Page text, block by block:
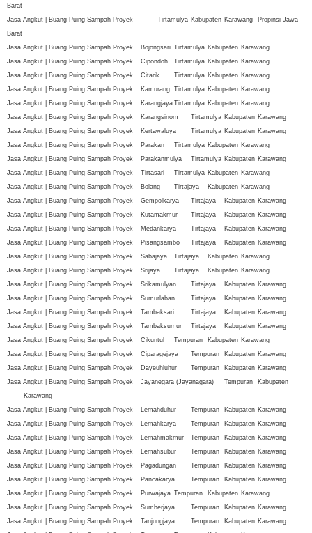
Barat
Jasa Angkut | Buang Puing Sampah Proyek
Tirtamulya Kabupaten Karawang
Propinsi Jawa
Barat
Jasa Angkut | Buang Puing Sampah Proyek
Bojongsari Tirtamulya Kabupaten Karawang
Jasa Angkut | Buang Puing Sampah Proyek
Cipondoh Tirtamulya Kabupaten Karawang
Jasa Angkut | Buang Puing Sampah Proyek
Citarik Tirtamulya Kabupaten Karawang
Jasa Angkut | Buang Puing Sampah Proyek
Kamurang Tirtamulya Kabupaten Karawang
Jasa Angkut | Buang Puing Sampah Proyek
Karangjaya Tirtamulya Kabupaten Karawang
Jasa Angkut | Buang Puing Sampah Proyek
Karangsinom Tirtamulya Kabupaten Karawang
Jasa Angkut | Buang Puing Sampah Proyek
Kertawaluya Tirtamulya Kabupaten Karawang
Jasa Angkut | Buang Puing Sampah Proyek
Parakan Tirtamulya Kabupaten Karawang
Jasa Angkut | Buang Puing Sampah Proyek
Parakanmulya Tirtamulya Kabupaten Karawang
Jasa Angkut | Buang Puing Sampah Proyek
Tirtasari Tirtamulya Kabupaten Karawang
Jasa Angkut | Buang Puing Sampah Proyek
Bolang Tirtajaya Kabupaten Karawang
Jasa Angkut | Buang Puing Sampah Proyek
Gempolkarya Tirtajaya Kabupaten Karawang
Jasa Angkut | Buang Puing Sampah Proyek
Kutamakmur Tirtajaya Kabupaten Karawang
Jasa Angkut | Buang Puing Sampah Proyek
Medankarya Tirtajaya Kabupaten Karawang
Jasa Angkut | Buang Puing Sampah Proyek
Pisangsambo Tirtajaya Kabupaten Karawang
Jasa Angkut | Buang Puing Sampah Proyek
Sabajaya Tirtajaya Kabupaten Karawang
Jasa Angkut | Buang Puing Sampah Proyek
Srijaya Tirtajaya Kabupaten Karawang
Jasa Angkut | Buang Puing Sampah Proyek
Srikamulyan Tirtajaya Kabupaten Karawang
Jasa Angkut | Buang Puing Sampah Proyek
Sumurlaban Tirtajaya Kabupaten Karawang
Jasa Angkut | Buang Puing Sampah Proyek
Tambaksari Tirtajaya Kabupaten Karawang
Jasa Angkut | Buang Puing Sampah Proyek
Tambaksumur Tirtajaya Kabupaten Karawang
Jasa Angkut | Buang Puing Sampah Proyek
Cikuntul Tempuran Kabupaten Karawang
Jasa Angkut | Buang Puing Sampah Proyek
Ciparagejaya Tempuran Kabupaten Karawang
Jasa Angkut | Buang Puing Sampah Proyek
Dayeuhluhur Tempuran Kabupaten Karawang
Jasa Angkut | Buang Puing Sampah Proyek
Jayanegara (Jayanagara) Tempuran
Kabupaten
Karawang
Jasa Angkut | Buang Puing Sampah Proyek
Lemahduhur Tempuran Kabupaten Karawang
Jasa Angkut | Buang Puing Sampah Proyek
Lemahkarya Tempuran Kabupaten Karawang
Jasa Angkut | Buang Puing Sampah Proyek
Lemahmakmur Tempuran Kabupaten Karawang
Jasa Angkut | Buang Puing Sampah Proyek
Lemahsubur Tempuran Kabupaten Karawang
Jasa Angkut | Buang Puing Sampah Proyek
Pagadungan Tempuran Kabupaten Karawang
Jasa Angkut | Buang Puing Sampah Proyek
Pancakarya Tempuran Kabupaten Karawang
Jasa Angkut | Buang Puing Sampah Proyek
Purwajaya Tempuran Kabupaten Karawang
Jasa Angkut | Buang Puing Sampah Proyek
Sumberjaya Tempuran Kabupaten Karawang
Jasa Angkut | Buang Puing Sampah Proyek
Tanjungjaya Tempuran Kabupaten Karawang